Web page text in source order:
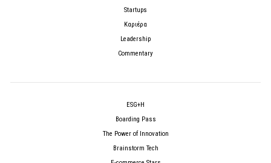
Startups
Καριέρα
Leadership
Commentary
ESG+H
Boarding Pass
The Power of Innovation
Brainstorm Tech